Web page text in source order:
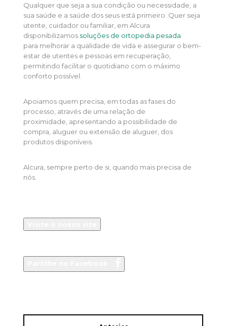
Qualquer que seja a sua condição ou necessidade, a
sua saúde e a saúde dos seus está primeiro. Quer seja
utente, cuidador ou familiar, em Alcura
disponibilizamos soluções de ortopedia pesada
para melhorar a qualidade de vida e assegurar o bem-
estar de utentes e pessoas em recuperação,
permitindo facilitar o quotidiano com o máximo
conforto possível.
Apoiamos quem precisa, em todas as fases do
processo, através de uma relação de
proximidade, apresentando a possibilidade de
compra, aluguer ou extensão de aluguer, dos
produtos disponíveis.
Alcura, sempre perto de si, quando mais precisa de
nós.